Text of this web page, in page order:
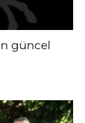
güncel